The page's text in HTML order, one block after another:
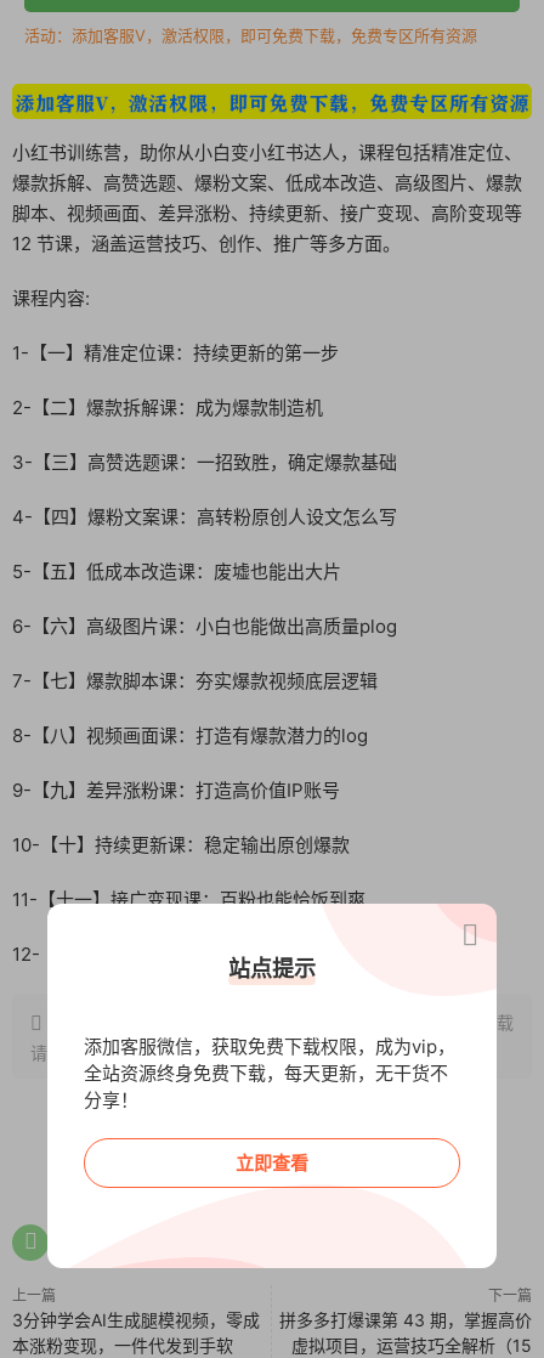
活动：添加客服V，激活权限，即可免费下载，免费专区所有资源
小红书训练营，助你从小白变小红书达人，课程包括精准定位、
爆款拆解、高赞选题、爆粉文案、低成本改造、高级图片、爆款
脚本、视频画面、差异涨粉、持续更新、接广变现、高阶变现等
12 节课，涵盖运营技巧、创作、推广等多方面。
课程内容:
1-【一】精准定位课：持续更新的第一步
2-【二】爆款拆解课：成为爆款制造机
3-【三】高赞选题课：一招致胜，确定爆款基础
4-【四】爆粉文案课：高转粉原创人设文怎么写
5-【五】低成本改造课：废墟也能出大片
6-【六】高级图片课：小白也能做出高质量plog
7-【七】爆款脚本课：夯实爆款视频底层逻辑
8-【八】视频画面课：打造有爆款潜力的log
9-【九】差异涨粉课：打造高价值IP账号
10-【十】持续更新课：稳定输出原创爆款
11-【十一】接广变现课：百粉也能恰饭到爽
12-【十二】高阶变现课：如何利用自我影响力挣钱?
，转载
请注明出处~~~
上一篇
3分钟学会AI生成腿模视频，零成
本涨粉变现，一件代发到手软
下一篇
拼多多打爆课第 43 期，掌握高价
虚拟项目，运营技巧全解析（15
站点提示
添加客服微信，获取免费下载权限，成为vip，
全站资源终身免费下载，每天更新，无干货不
分享！
立即查看